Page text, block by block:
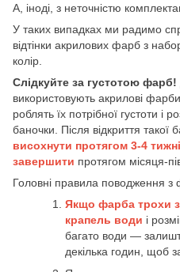
А, іноді, з неточністю
У таких випадках ми радимо
відтінки акрилових фарб з
колір.
Слідкуйте за густотою фарб!
використовують акрилові
роблять їх потрібної густоти і
баночки. Після відкриття такої
висохнути протягом 3-4
завершити протягом місяця-
Головні правила поводження
Якщо фарба трохи
крапель води і
багато води —
декілька годин, щоб